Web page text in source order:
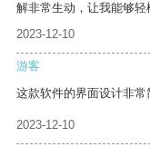
解非常生动，让我能够轻
2023-12-10
游客
这款软件的界面设计非常
2023-12-10